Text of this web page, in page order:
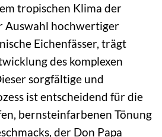
tropischen Klima der
Auswahl hochwertiger
Eichenfässer, trägt
des komplexen
sorgfältige und
ist entscheidend für die
bernsteinfarbenen Tönung
der Don Papa